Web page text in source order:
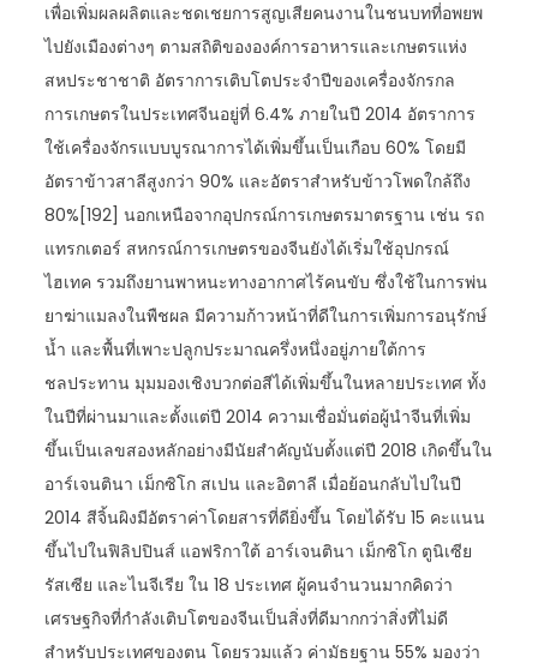
เพื่อเพิ่มผลผลิตและชดเชยการสูญเสียคนงานในชนบทที่อพยพ
ไปยังเมืองต่างๆ ตามสถิติขององค์การอาหารและเกษตรแห่ง
สหประชาชาติ อัตราการเติบโตประจำปีของเครื่องจักรกล
การเกษตรในประเทศจีนอยู่ที่ 6.4% ภายในปี 2014 อัตราการ
ใช้เครื่องจักรแบบบูรณาการได้เพิ่มขึ้นเป็นเกือบ 60% โดยมี
อัตราข้าวสาลีสูงกว่า 90% และอัตราสำหรับข้าวโพดใกล้ถึง
80%[192] นอกเหนือจากอุปกรณ์การเกษตรมาตรฐาน เช่น รถ
แทรกเตอร์ สหกรณ์การเกษตรของจีนยังได้เริ่มใช้อุปกรณ์
ไฮเทค รวมถึงยานพาหนะทางอากาศไร้คนขับ ซึ่งใช้ในการพ่น
ยาฆ่าแมลงในพืชผล มีความก้าวหน้าที่ดีในการเพิ่มการอนุรักษ์
น้ำ และพื้นที่เพาะปลูกประมาณครึ่งหนึ่งอยู่ภายใต้การ
ชลประทาน มุมมองเชิงบวกต่อสีได้เพิ่มขึ้นในหลายประเทศ ทั้ง
ในปีที่ผ่านมาและตั้งแต่ปี 2014 ความเชื่อมั่นต่อผู้นำจีนที่เพิ่ม
ขึ้นเป็นเลขสองหลักอย่างมีนัยสำคัญนับตั้งแต่ปี 2018 เกิดขึ้นใน
อาร์เจนตินา เม็กซิโก สเปน และอิตาลี เมื่อย้อนกลับไปในปี
2014 สีจิ้นผิงมีอัตราค่าโดยสารที่ดียิ่งขึ้น โดยได้รับ 15 คะแนน
ขึ้นไปในฟิลิปปินส์ แอฟริกาใต้ อาร์เจนตินา เม็กซิโก ตูนิเซีย
รัสเซีย และไนจีเรีย ใน 18 ประเทศ ผู้คนจำนวนมากคิดว่า
เศรษฐกิจที่กำลังเติบโตของจีนเป็นสิ่งที่ดีมากกว่าสิ่งที่ไม่ดี
สำหรับประเทศของตน โดยรวมแล้ว ค่ามัธยฐาน 55% มองว่า